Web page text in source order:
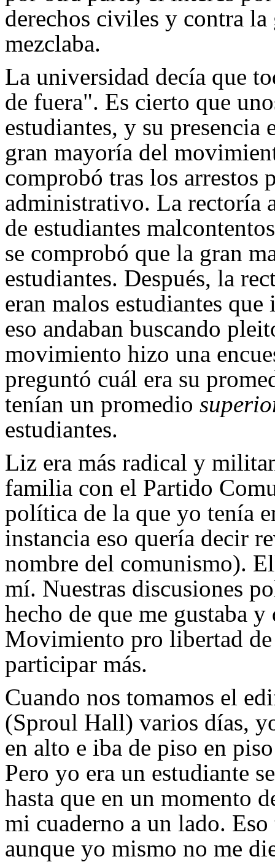
derechos civiles y contra la
mezclaba.
La universidad decía que
de fuera". Es cierto que
estudiantes, y su
gran mayoría del
comprobó tras los
administrativo. La rectoría
de estudiantes
se comprobó que la gran
estudiantes. Después, la
eran malos estudiantes
eso andaban buscando
movimiento hizo una
preguntó cuál era su
tenían un promedio
estudiantes.
Liz era más radical y
familia con el Partido
política de la que yo tenía
instancia eso quería decir
nombre del comunismo).
mí. Nuestras discusiones
hecho de que me gustaba
Movimiento pro libertad
participar más.
Cuando nos tomamos el
(Sproul Hall) varios días,
en alto e iba de piso en
Pero yo era un estudiante
hasta que en un momento
mi cuaderno a un lado.
aunque yo mismo no me